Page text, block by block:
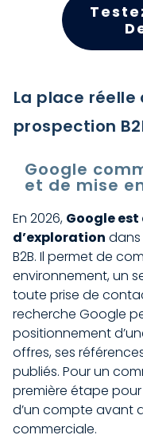
La place réelle
prospection
Google
et de mise
En 2026, Google
d’exploration
B2B. Il permet de
environnement, un
toute prise de
recherche Google
positionnement
offres, ses
publiés. Pour un
première étape
d’un compte avant
commerciale.